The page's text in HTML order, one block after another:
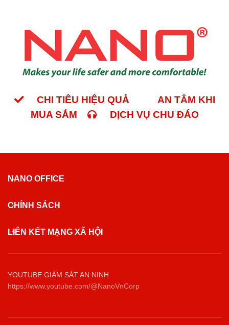
CHI TIÊU HIỆU QUẢ
AN TÂM KHI
MUA SẮM
DỊCH VỤ CHU ĐÁO
NANO OFFICE
CHÍNH SÁCH
LIÊN KẾT MẠNG XÃ HỘI
YOUTUBE GIÁM SÁT AN NINH
https://www.youtube.com/@NanoVnCorp